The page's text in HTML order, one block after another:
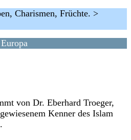
Charismen, Früchte. >
von Dr. Eberhard Troeger,
Kenner des Islam